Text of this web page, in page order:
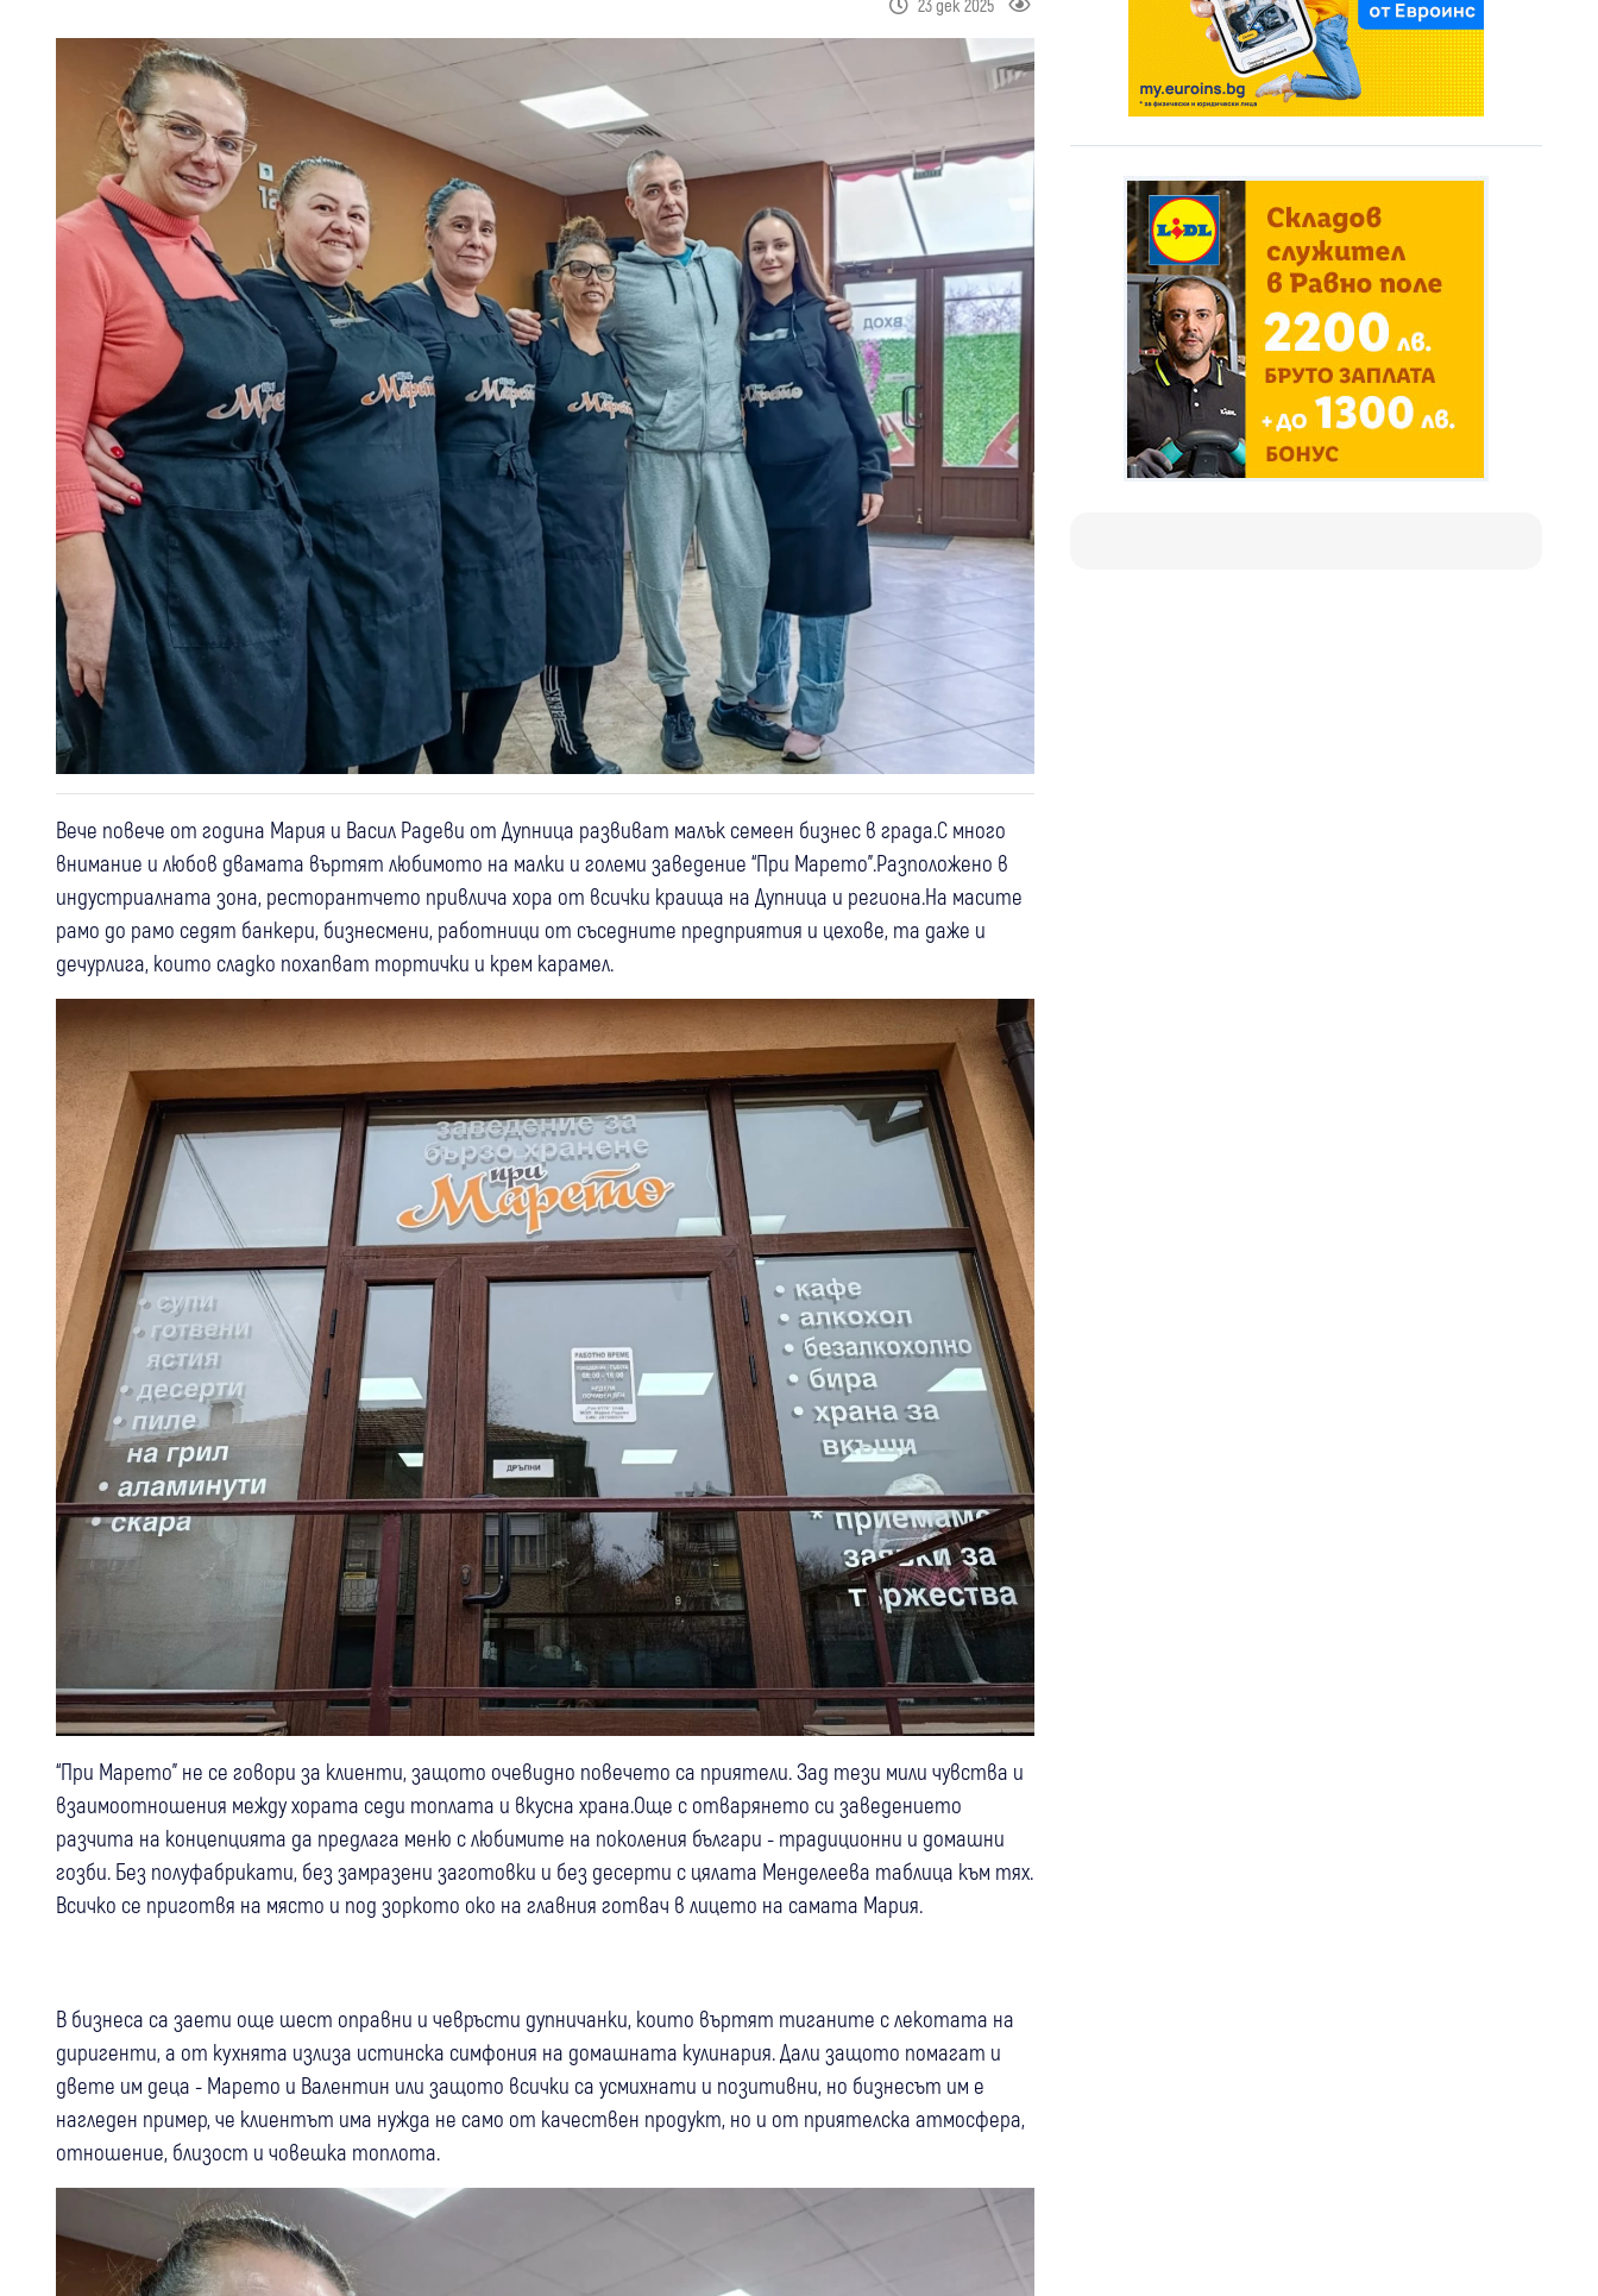
23 дек 2025
Вече повече от година Мария и Васил Радеви от Дупница развиват малък семеен бизнес в града.С много
внимание и любов двамата въртят любимото на малки и големи заведение “При Марето”.Разположено в
индустриалната зона, ресторантчето привлича хора от всички краища на Дупница и региона.На масите
рамо до рамо седят банкери, бизнесмени, работници от съседните предприятия и цехове, та даже и
дечурлига, които сладко похапват тортички и крем карамел.
“При Марето” не се говори за клиенти, защото очевидно повечето са приятели. Зад тези мили чувства и
взаимоотношения между хората седи топлата и вкусна храна.Още с отварянето си заведението
разчита на концепцията да предлага меню с любимите на поколения българи - традиционни и домашни
гозби. Без полуфабрикати, без замразени заготовки и без десерти с цялата Менделеева таблица към тях.
Всичко се приготвя на място и под зоркото око на главния готвач в лицето на самата Мария.
В бизнеса са заети още шест оправни и чевръсти дупничанки, които въртят тиганите с лекотата на
диригенти, а от кухнята излиза истинска симфония на домашната кулинария. Дали защото помагат и
двете им деца - Марето и Валентин или защото всички са усмихнати и позитивни, но бизнесът им е
нагледен пример, че клиентът има нужда не само от качествен продукт, но и от приятелска атмосфера,
отношение, близост и човешка топлота.